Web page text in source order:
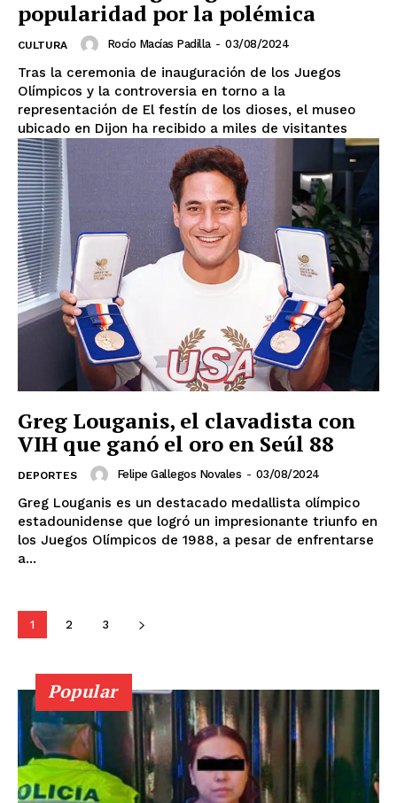
SUSCRIBIRSE
Estados
Aguascalientes
Baja California Sur Campeche
Chiapas
Chihuahua
Ciudad de México Coahuila
Durango
Estado de México
Guanajuato
Guerrero Hidalgo
Jalisco
Michoacán
Zacatecas Yucatán
Tlaxcala Tamaulipas Tabasco
Sonora
Sinaloa
San Luis Potosí Quintana Roo
Querétaro Puebla Oaxaca
Nuevo León
popularidad por la polémica
CULTURA Rocío Macías Padilla - 03/08/2024
Tras la ceremonia de inauguración de los Juegos
Olímpicos y la controversia en torno a la
representación de El festín de los dioses, el museo
ubicado en Dijon ha recibido a miles de visitantes
Greg Louganis, el clavadista con
VIH que ganó el oro en Seúl 88
DEPORTES Felipe Gallegos Novales - 03/08/2024
Greg Louganis es un destacado medallista olímpico
estadounidense que logró un impresionante triunfo en
los Juegos Olímpicos de 1988, a pesar de enfrentarse
a...
1 2 3
Popular